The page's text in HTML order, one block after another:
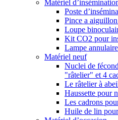
Matériel
Poste
Pince a
Loupe
Kit CO2 pour
Lampe
Matériel neuf
Nuclei de
"râtelier" et 4
Le râtelier à
Haussette pour
Les cadrons
Huile de lin